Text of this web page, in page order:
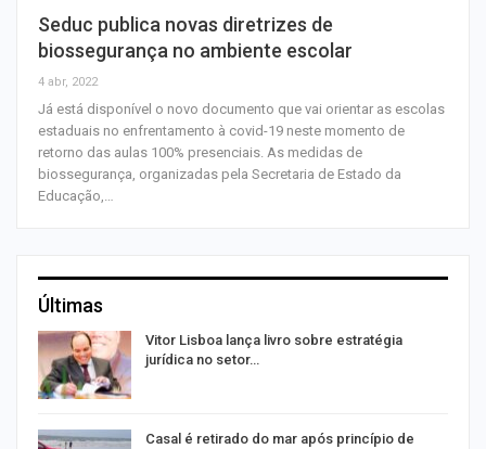
Seduc publica novas diretrizes de
biossegurança no ambiente escolar
4 abr, 2022
Já está disponível o novo documento que vai orientar as escolas
estaduais no enfrentamento à covid-19 neste momento de
retorno das aulas 100% presenciais. As medidas de
biossegurança, organizadas pela Secretaria de Estado da
Educação,…
Últimas
Vitor Lisboa lança livro sobre estratégia
jurídica no setor…
Casal é retirado do mar após princípio de